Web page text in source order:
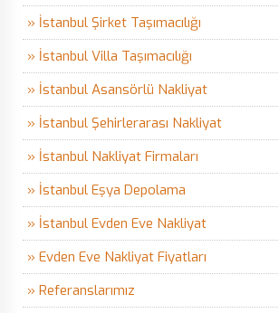
» İstanbul Şirket Taşımacılığı
» İstanbul Villa Taşımacılığı
» İstanbul Asansörlü Nakliyat
» İstanbul Şehirlerarası Nakliyat
» İstanbul Nakliyat Firmaları
» İstanbul Eşya Depolama
» İstanbul Evden Eve Nakliyat
» Evden Eve Nakliyat Fiyatları
» Referanslarımız